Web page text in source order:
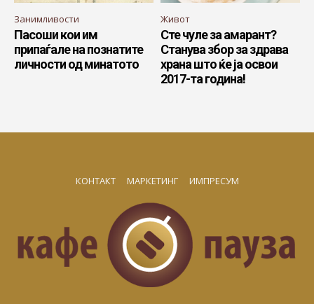
Занимливости
Пасоши кои им
припаѓале на познатите
личности од минатото
Живот
Сте чуле за амарант?
Станува збор за здрава
храна што ќе ја освои
2017-та година!
КОНТАКТ МАРКЕТИНГ ИМПРЕСУМ